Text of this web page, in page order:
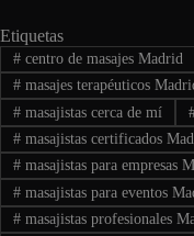
Etiquetas
#centro de masajes Madrid
#masajes terapéuticos
#masajistas cerca de mí
#masajistas certificados
#masajistas para empresas
#masajistas para eventos
#masajistas profesionales